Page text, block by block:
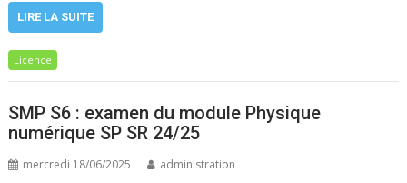
LIRE LA SUITE
Licence
SMP S6 : examen du module Physique
numérique SP SR 24/25
mercredi 18/06/2025 administration